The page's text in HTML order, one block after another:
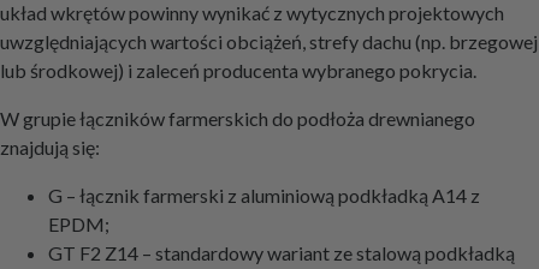
układ wkrętów powinny wynikać z wytycznych projektowych
uwzględniających wartości obciążeń, strefy dachu (np. brzegowej
lub środkowej) i zaleceń producenta wybranego pokrycia.
W grupie łączników farmerskich do podłoża drewnianego
znajdują się:
G – łącznik farmerski z aluminiową podkładką A14 z
EPDM;
GT F2 Z14 – standardowy wariant ze stalową podkładką